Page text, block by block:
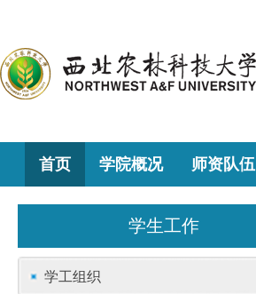
首页 学院概况 师资队伍
学生工作
学工组织